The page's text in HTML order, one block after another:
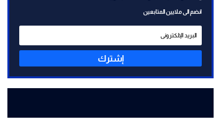
انضم الى ملايين المتابعين
إشترك